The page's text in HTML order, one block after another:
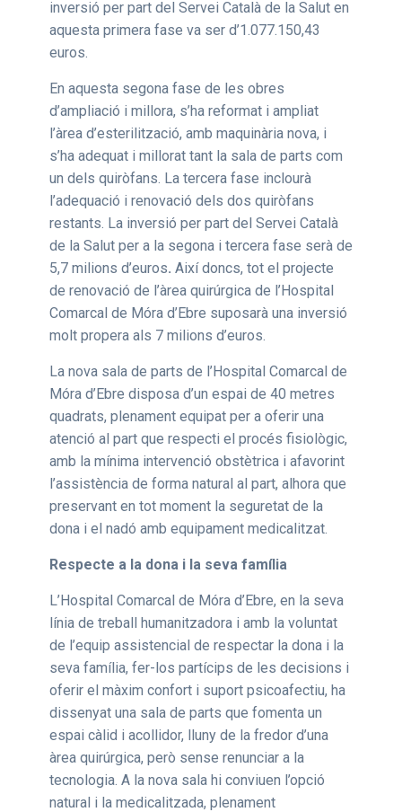
inversió per part del Servei Català de la Salut en
aquesta primera fase va ser d’1.077.150,43
euros.
En aquesta segona fase de les obres
d’ampliació i millora, s’ha reformat i ampliat
l’àrea d’esterilització, amb maquinària nova, i
s’ha adequat i millorat tant la sala de parts com
un dels quiròfans. La tercera fase inclourà
l’adequació i renovació dels dos quiròfans
restants. La inversió per part del Servei Català
de la Salut per a la segona i tercera fase serà de
5,7 milions d’euros. Així doncs, tot el projecte
de renovació de l’àrea quirúrgica de l’Hospital
Comarcal de Móra d’Ebre suposarà una inversió
molt propera als 7 milions d’euros.
La nova sala de parts de l’Hospital Comarcal de
Móra d’Ebre disposa d’un espai de 40 metres
quadrats, plenament equipat per a oferir una
atenció al part que respecti el procés fisiològic,
amb la mínima intervenció obstètrica i afavorint
l’assistència de forma natural al part, alhora que
preservant en tot moment la seguretat de la
dona i el nadó amb equipament medicalitzat.
Respecte a la dona i la seva família
L’Hospital Comarcal de Móra d’Ebre, en la seva
línia de treball humanitzadora i amb la voluntat
de l’equip assistencial de respectar la dona i la
seva família, fer-los partícips de les decisions i
oferir el màxim confort i suport psicoafectiu, ha
dissenyat una sala de parts que fomenta un
espai càlid i acollidor, lluny de la fredor d’una
àrea quirúrgica, però sense renunciar a la
tecnologia. A la nova sala hi conviuen l’opció
natural i la medicalitzada, plenament